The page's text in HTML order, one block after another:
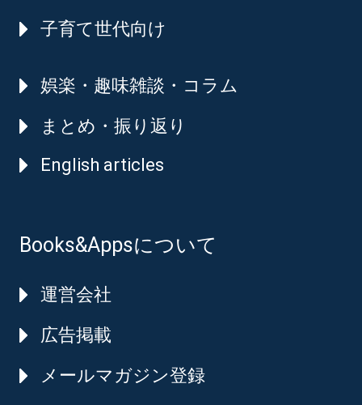
子育て世代向け
娯楽・趣味雑談・コラム
まとめ・振り返り
English articles
Books&Appsについて
運営会社
広告掲載
メールマガジン登録